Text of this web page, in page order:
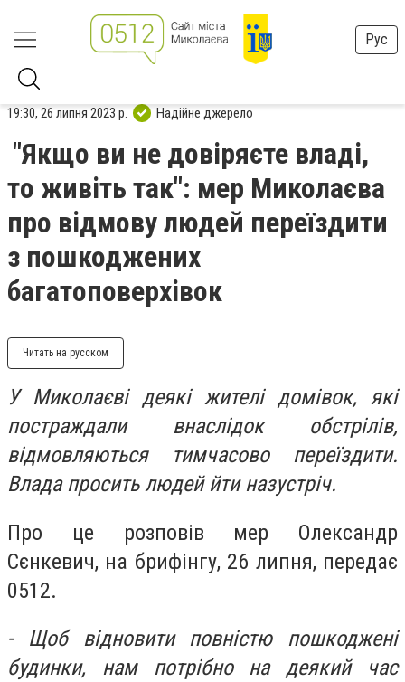
Рус
19:30, 26 липня 2023 р. Надійне джерело
"Якщо ви не довіряєте владі,
то живіть так": мер Миколаєва
про відмову людей переїздити
з пошкоджених
багатоповерхівок
Читать на русском
У Миколаєві деякі жителі домівок, які
постраждали внаслідок обстрілів,
відмовляються тимчасово переїздити.
Влада просить людей йти назустріч.
Про це розповів мер Олександр
Сєнкевич, на брифінгу, 26 липня, передає
0512.
- Щоб відновити повністю пошкоджені
будинки, нам потрібно на деякий час